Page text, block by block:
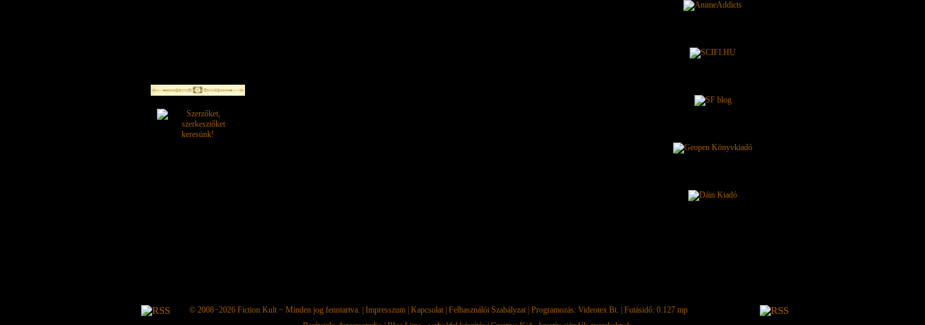
© 2008−2026 Fiction Kult− Minden jog fenntartva. | Impresszum| Kapcsolat| Felhasználói Szabályzat| Programozás: Videotex Bt. | Futásidő: 0.127 mp